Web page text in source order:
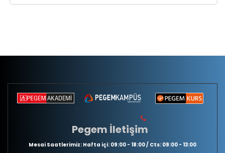
Pegem İletişim
Mesai Saatlerimiz: Hafta içi: 09:00 - 18:00 / Cts: 09:00 - 13:00